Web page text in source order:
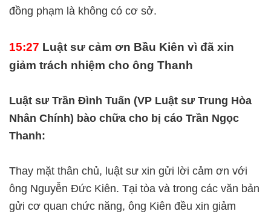
đồng phạm là không có cơ sở.
15:27 Luật sư cảm ơn Bầu Kiên vì đã xin
giảm trách nhiệm cho ông Thanh
Luật sư Trần Đình Tuấn (VP Luật sư Trung Hòa
Nhân Chính) bào chữa cho bị cáo Trần Ngọc
Thanh:
Thay mặt thân chủ, luật sư xin gửi lời cảm ơn với
ông Nguyễn Đức Kiên. Tại tòa và trong các văn bản
gửi cơ quan chức năng, ông Kiên đều xin giảm